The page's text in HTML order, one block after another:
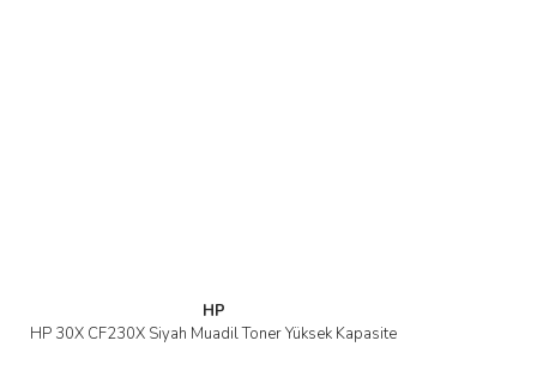
HP
HP 30X CF230X Siyah Muadil Toner Yüksek Kapasite